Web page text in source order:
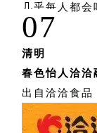
几乎每人都
07
清明
春色怡人洽洽
出自洽洽食品